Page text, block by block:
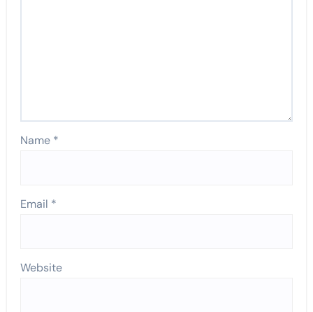
Name *
Email *
Website